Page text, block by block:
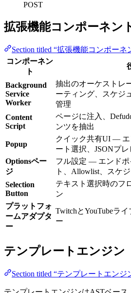
POST
拡張機能コンポーネン
Section titled “拡張機能コンポーネ
コンポーネン
ト
Background
Service
Worker
抽出のオーケストレ
ーティング、スケジ
管理
Content
Script
ページに注入、
ンツを抽出
Popup
クイック共有UI —
ート選択、JSONプレ
Optionsペー
ジ
フル設定 — エンドポ
ト、Allowlist、スケ
Selection
Button
テキスト選択時のフ
ン
プラットフォ
ームアダプタ
ー
TwitchとYouTubeラ
ー
テンプレートエンジン
Section titled “テンプレートエンジ